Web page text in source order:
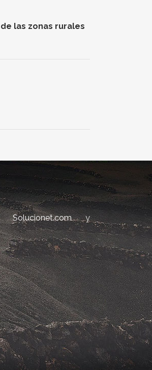
las zonas rurales
Solucionet.comy